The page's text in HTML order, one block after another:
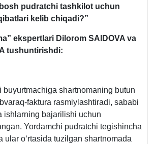
pudratchi tashkilot uchun
kelib chiqadi?”
ekspertlari Dilorom SAIDOVA va
tushuntirishdi:
buyurtmachiga shartnomaning butun
faktura rasmiylashtiradi, sababi
ishlarning bajarilishi uchun
Yordamchi pudratchi tegishincha
ular oʻrtasida tuzilgan shartnomada